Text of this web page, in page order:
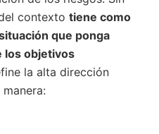
contextotiene como
que ponga
los objetivos
la alta dirección